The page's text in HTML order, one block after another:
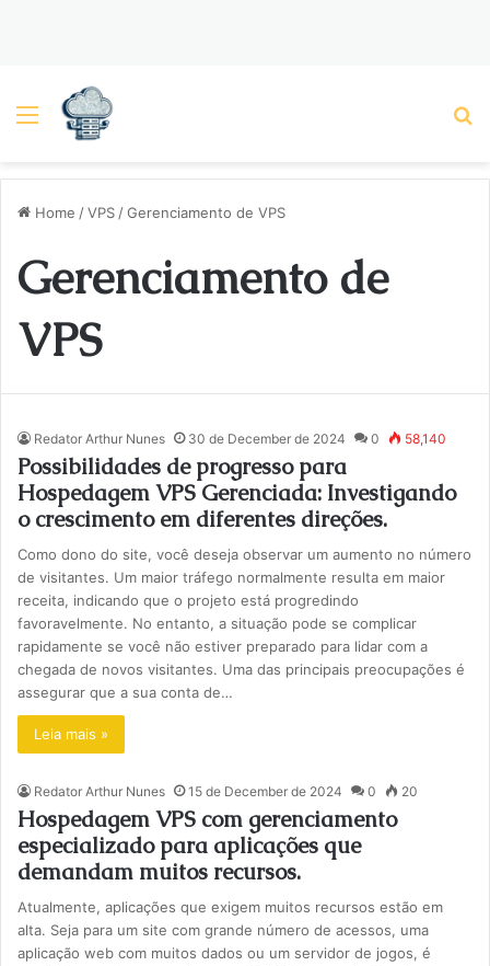
Menu
Home /VPS /Gerenciamento de VPS
Gerenciamento de
VPS
Redator Arthur Nunes 30 de December de 2024 0 58,140
Possibilidades de progresso para
Hospedagem VPS Gerenciada: Investigando
o crescimento em diferentes direções.
Como dono do site, você deseja observar um aumento no número
de visitantes. Um maior tráfego normalmente resulta em maior
receita, indicando que o projeto está progredindo
favoravelmente. No entanto, a situação pode se complicar
rapidamente se você não estiver preparado para lidar com a
chegada de novos visitantes. Uma das principais preocupações é
assegurar que a sua conta de…
Leia mais »
Redator Arthur Nunes 15 de December de 2024 0 20
Hospedagem VPS com gerenciamento
especializado para aplicações que
demandam muitos recursos.
Atualmente, aplicações que exigem muitos recursos estão em
alta. Seja para um site com grande número de acessos, uma
aplicação web com muitos dados ou um servidor de jogos, é